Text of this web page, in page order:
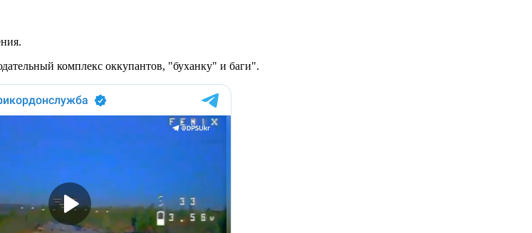
комплекс оккупантов, "буханку" и баги".